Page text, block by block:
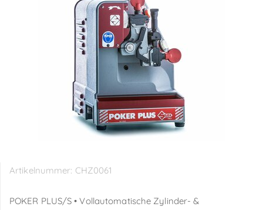
Artikelnummer: CHZ0061
POKER PLUS/S • Vollautomatische Zylinder- &